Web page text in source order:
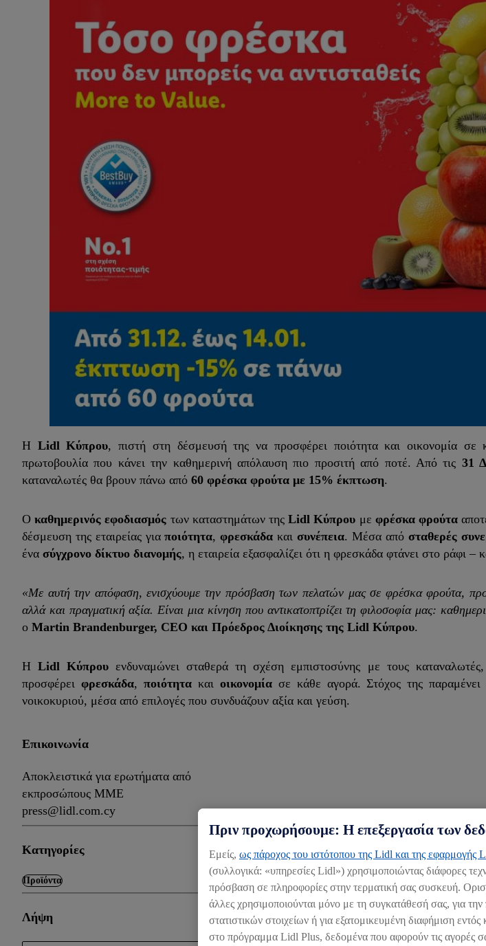
Η Lidl Κύπρου, πιστή στη δέσμευσή της να προσφέρει ποιότητα και οικονομία
πρωτοβουλία που κάνει την καθημερινή απόλαυση πιο προσιτή από ποτέ. Από τις 31
καταναλωτές θα βρουν πάνω από 60 φρέσκα φρούτα με 15% έκπτωση.
Οκαθημερινός εφοδιασμός των καταστημάτων τηςLidl Κύπρου με φρέσκα φρούτα
δέσμευση της εταιρείας γιαποιότητα,φρεσκάδα καισυνέπεια. Μέσα από σταθερές
ένα σύγχρονο δίκτυο διανομής, η εταιρεία εξασφαλίζει ότι η φρεσκάδα φτάνει στο ράφι –
«Με αυτή την απόφαση, ενισχύουμε την πρόσβαση των πελατών μας σε φρέσκα φρούτα,
αλλά και πραγματική αξία. Είναι μια κίνηση που αντικατοπτρίζει τη φιλοσοφία μας:
ο Martin Brandenburger, CEO και Πρόεδρος Διοίκησης της Lidl Κύπρου.
ΗLidl Κύπρου ενδυναμώνει σταθερά τη σχέση εμπιστοσύνης με τους
προσφέρει φρεσκάδα, ποιότητα και οικονομίασε κάθε αγορά. Στόχος της παραμένει
νοικοκυριού, μέσα από επιλογές που συνδυάζουν αξία και γεύση.
Επικοινωνία
Αποκλειστικά για ερωτήματα από
εκπροσώπους ΜΜΕ
press@lidl.com.cy
Κατηγορίες
Προϊόντα
Λήψη
Πριν προχωρήσουμε: Η επεξεργασία των
Εμείς, ως πάροχος του ιστότοπου της Lidl και της εφαρμογής
(συλλογικά: «υπηρεσίες Lidl») χρησιμοποιώντας διάφορες
πρόσβαση σε πληροφορίες στην τερματική σας συσκευή.
άλλες χρησιμοποιούνται μόνο με τη συγκατάθεσή σας, για
στατιστικών στοιχείων ή για εξατομικευμένη διαφήμιση
στο πρόγραμμα Lidl Plus, δεδομένα που αφορούν τις αγορές